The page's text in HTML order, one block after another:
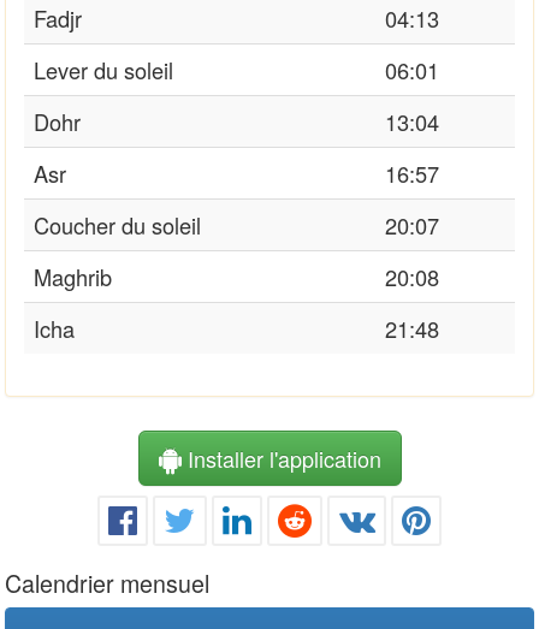
Fadjr
04:13
Lever du soleil
06:01
Dohr
13:04
Asr
16:57
Coucher du soleil
20:07
Maghrib
20:08
Icha
21:48
Installer l'application
Calendrier mensuel